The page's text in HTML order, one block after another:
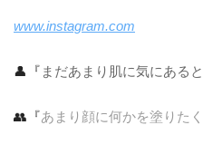
www.instagram.com
👤『 まだあまり肌に気にある
👥『あまり顔に何かを塗りた